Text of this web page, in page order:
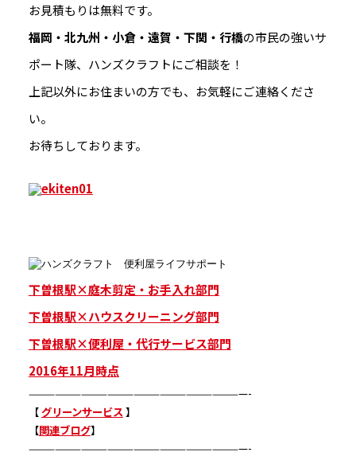
お見積もりは無料です。
福岡・北九州・小倉・遠賀・下関・行橋の市民の強いサ
ポート隊、ハンズクラフトにご相談を！
上記以外にお住まいの方でも、お気軽にご連絡くださ
い。
お待ちしております。
下曽根駅×庭木剪定・お手入れ部門
下曽根駅×ハウスクリーニング部門
下曽根駅×便利屋・代行サービス部門
2016年11月時点
—————————————————————————-
【グリーンサービス 】
【関連ブログ】
—————————————————————————-